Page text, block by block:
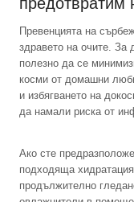
Превенцията на
здравето на очите. За
полезно да се
косми от домашни
и избягването на
да намали риска от
Ако сте
подходяща
продължително